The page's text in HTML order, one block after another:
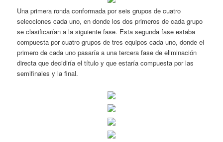
Una primera ronda conformada por seis grupos de cuatro
selecciones cada uno, en donde los dos primeros de cada grupo
se clasificarían a la siguiente fase. Esta segunda fase estaba
compuesta por cuatro grupos de tres equipos cada uno, donde el
primero de cada uno pasaría a una tercera fase de eliminación
directa que decidiría el título y que estaría compuesta por las
semifinales y la final.